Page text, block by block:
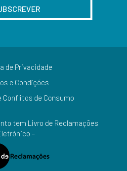
de Privacidade
e Condições
Conflitos de Consumo
tem Livro de Reclamações
–